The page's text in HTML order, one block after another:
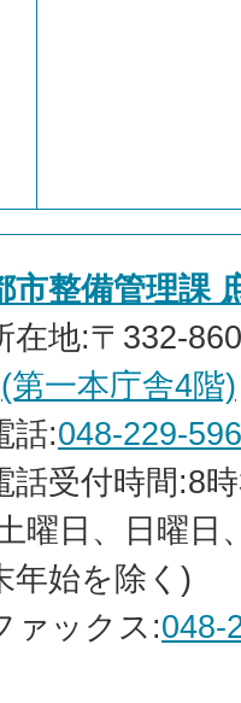
市整備管理課
在地:〒332-
(第一本庁舎4階)
話:048-229-
話受付時間:8
曜日、日曜日
年始を除く)
ァックス:048-